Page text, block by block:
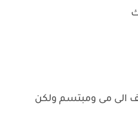
الى مى ومبتسم ولكن